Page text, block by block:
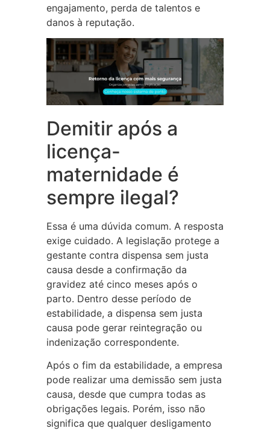
engajamento, perda de talentos e
danos à reputação.
Demitir após a
licença-
maternidade é
sempre ilegal?
Essa é uma dúvida comum. A resposta
exige cuidado. A legislação protege a
gestante contra dispensa sem justa
causa desde a confirmação da
gravidez até cinco meses após o
parto. Dentro desse período de
estabilidade, a dispensa sem justa
causa pode gerar reintegração ou
indenização correspondente.
Após o fim da estabilidade, a empresa
pode realizar uma demissão sem justa
causa, desde que cumpra todas as
obrigações legais. Porém, isso não
significa que qualquer desligamento